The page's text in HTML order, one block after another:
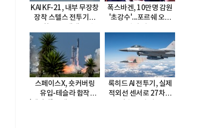
KAI KF-21, 내부 무장창
장착 스텔스 전투기로
폭스바겐, 10만명 감원
'초강수'...포르쉐 오너
스페이스X, 숏커버링
유입-테슬라 합작
록히드 AI 전투기, 실제
적외선 센서로 27차례